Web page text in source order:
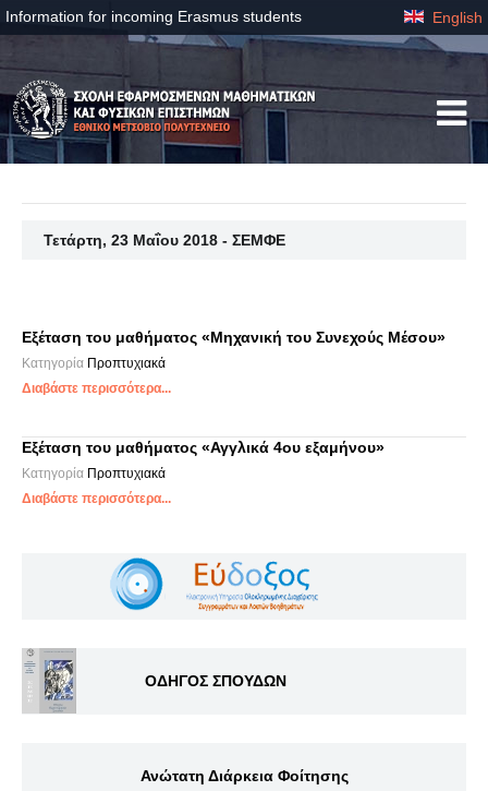
Information for incoming Erasmus students English
Τετάρτη, 23 Μαΐου 2018 - ΣΕΜΦΕ
Εξέταση του μαθήματος «Μηχανική του Συνεχούς Μέσου»
Κατηγορία Προπτυχιακά
Διαβάστε περισσότερα...
Εξέταση του μαθήματος «Αγγλικά 4ου εξαμήνου»
Κατηγορία Προπτυχιακά
Διαβάστε περισσότερα...
ΟΔΗΓΟΣ ΣΠΟΥΔΩΝ
Ανώτατη Διάρκεια Φοίτησης